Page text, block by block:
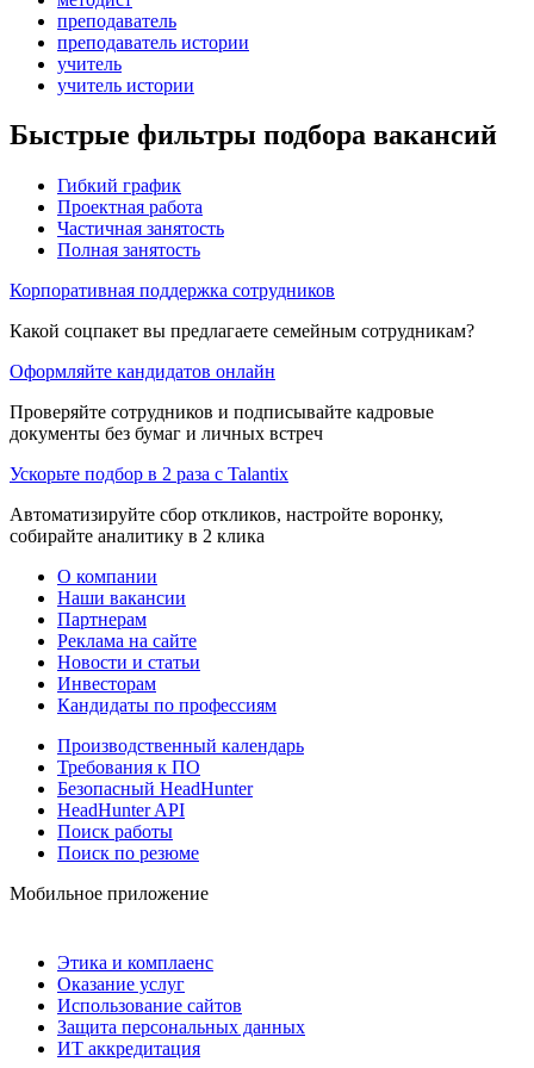
преподаватель
преподаватель истории
учитель
учитель истории
Быстрые фильтры подбора вакансий
Гибкий график
Проектная работа
Частичная занятость
Полная занятость
Корпоративная поддержка сотрудников
Какой соцпакет вы предлагаете семейным сотрудникам?
Оформляйте кандидатов онлайн
Проверяйте сотрудников и подписывайте кадровые
документы без бумаг и личных встреч
Ускорьте подбор в 2 раза с Talantix
Автоматизируйте сбор откликов, настройте воронку,
собирайте аналитику в 2 клика
О компании
Наши вакансии
Партнерам
Реклама на сайте
Новости и статьи
Инвесторам
Кандидаты по профессиям
Производственный календарь
Требования к ПО
Безопасный HeadHunter
HeadHunter API
Поиск работы
Поиск по резюме
Мобильное приложение
Этика и комплаенс
Оказание услуг
Использование сайтов
Защита персональных данных
ИТ аккредитация